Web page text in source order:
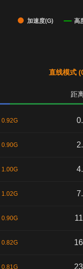
加速度(G) 高
直线模式
距
0.92G
0.90G
1.00G
1.02G
0.90G
0.82G
0.81G